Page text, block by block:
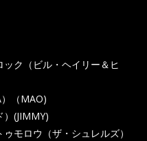
ク（ビル・ヘイリー＆ヒ
（MAO)
(JIMMY)
モロウ（ザ・シュレルズ）